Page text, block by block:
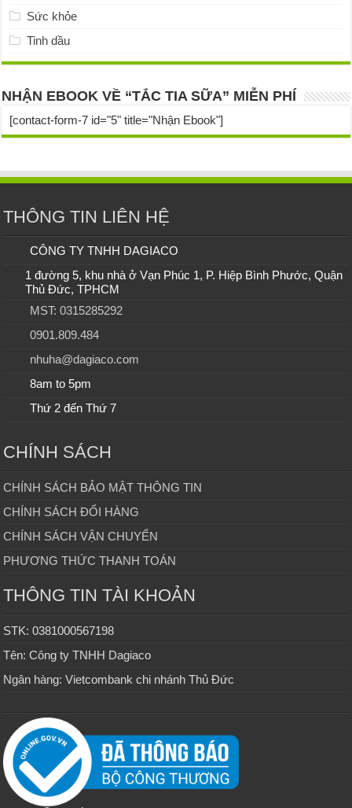
Sức khỏe
Tinh dầu
NHẬN EBOOK VỀ “TẮC TIA SỮA” MIỄN PHÍ
[contact-form-7 id="5" title="Nhận Ebook"]
THÔNG TIN LIÊN HỆ
CÔNG TY TNHH DAGIACO
1 đường 5, khu nhà ở Vạn Phúc 1, P. Hiệp Bình Phước, Quận
Thủ Đức, TPHCM
MST: 0315285292
0901.809.484
nhuha@dagiaco.com
8am to 5pm
Thứ 2 đến Thứ 7
CHÍNH SÁCH
CHÍNH SÁCH BẢO MẬT THÔNG TIN
CHÍNH SÁCH ĐỔI HÀNG
CHÍNH SÁCH VẬN CHUYỂN
PHƯƠNG THỨC THANH TOÁN
THÔNG TIN TÀI KHOẢN
STK: 0381000567198
Tên: Công ty TNHH Dagiaco
Ngân hàng: Vietcombank chi nhánh Thủ Đức